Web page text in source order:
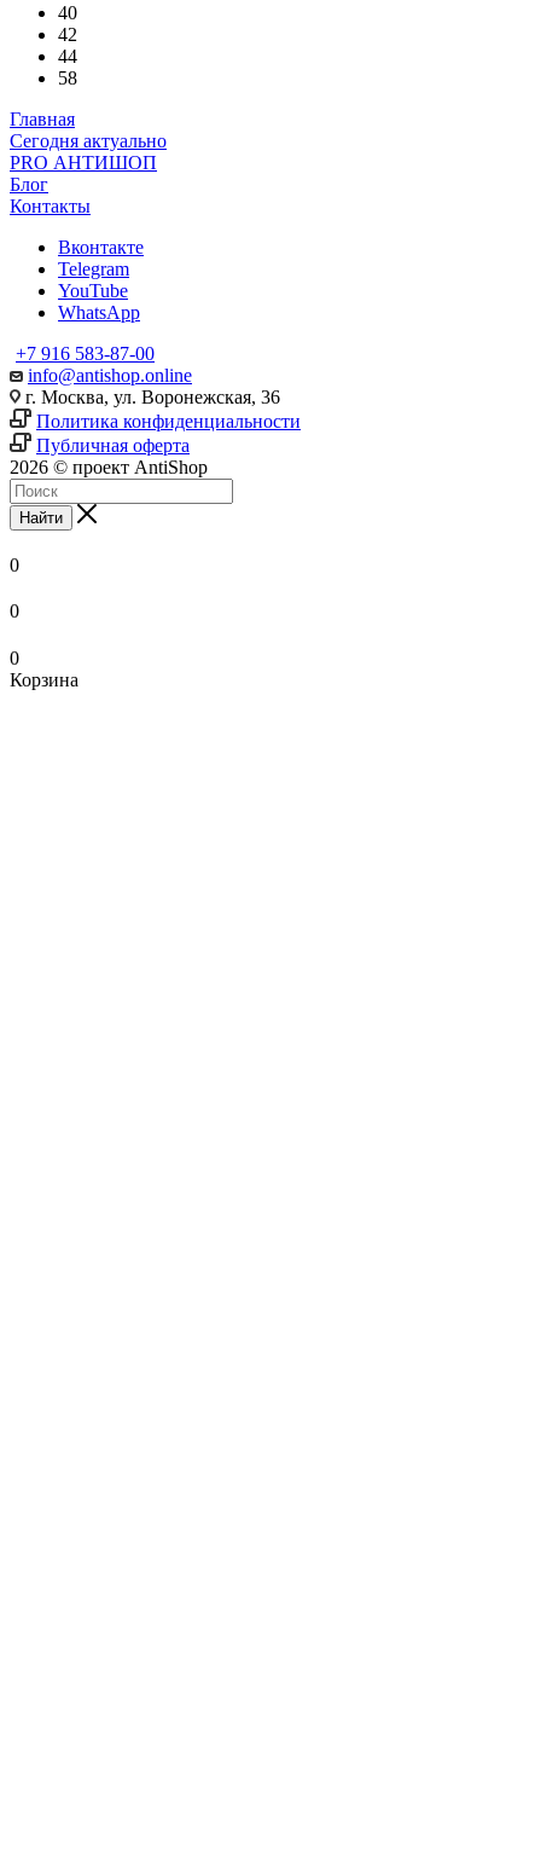
40
42
44
58
Главная
Сегодня актуально
PRO АНТИШОП
Блог
Контакты
Вконтакте
Telegram
YouTube
WhatsApp
+7 916 583-87-00
info@antishop.online
г. Москва, ул. Воронежская, 36
Политика конфиденциальности
Публичная оферта
2026 © проект AntiShop
Найти
0
0
0
Корзина